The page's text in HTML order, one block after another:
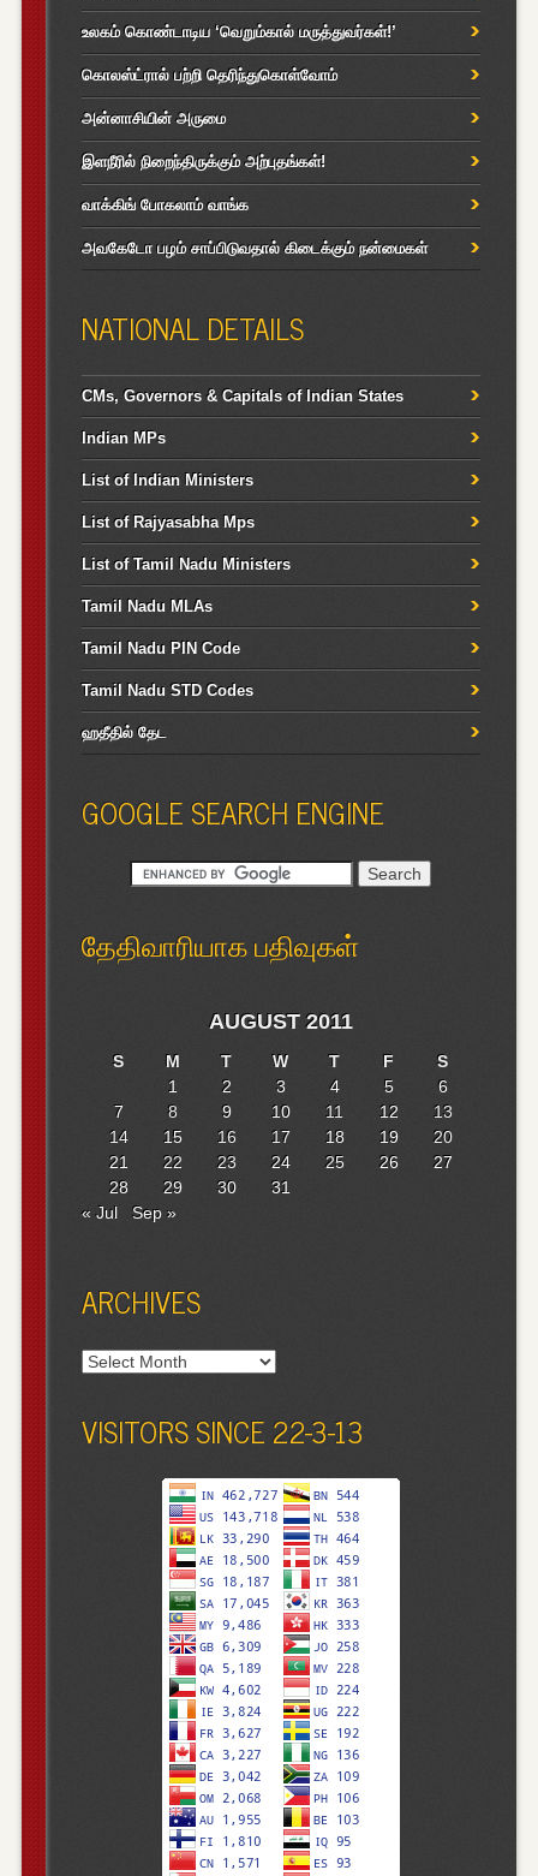
உலகம் கொண்டாடிய ‘வெறும்கால் மருத்துவர்கள்!’
கொலஸ்ட்ரால் பற்றி தெரிந்துகொள்வோம்
அன்னாசியின் அருமை
இளநீரில் நிறைந்திருக்கும் அற்புதங்கள்!
வாக்கிங் போகலாம் வாங்க
அவகேடோ பழம் சாப்பிடுவதால் கிடைக்கும் நன்மைகள்
NATIONAL DETAILS
CMs, Governors & Capitals of Indian States
Indian MPs
List of Indian Ministers
List of Rajyasabha Mps
List of Tamil Nadu Ministers
Tamil Nadu MLAs
Tamil Nadu PIN Code
Tamil Nadu STD Codes
ஹதீதில் தேட
GOOGLE SEARCH ENGINE
தேதிவாரியாக பதிவுகள்
AUGUST 2011
S M T W T F
S
1
2 3 4 5
6
7
8 9 10 11 12
13
14
15 16 17 18 19
20
21
22 23 24 25 26
27
28
29 30
31
« Jul
Sep »
ARCHIVES
Archives
VISITORS SINCE 22-3-13